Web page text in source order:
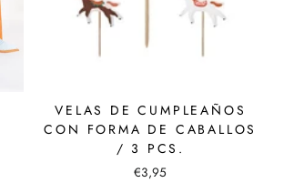
VELAS DE CUMPLEAÑOS
CON FORMA DE CABALLOS
/ 3 PCS.
€3,95